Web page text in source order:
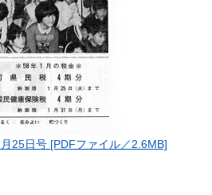
25日号 [PDFファイル／2.6MB]